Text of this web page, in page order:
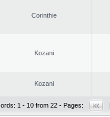
Corinthie
Kozani
Kozani
1 - 10 from 22 - Pages: